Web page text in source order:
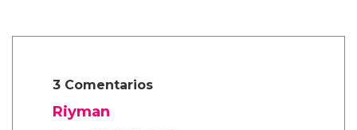
3 Comentarios
Riyman